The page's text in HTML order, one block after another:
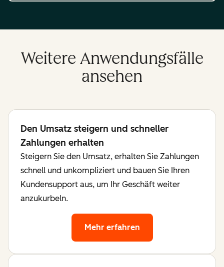
Weitere Anwendungsfälle
ansehen
Den Umsatz steigern und schneller
Zahlungen erhalten
Steigern Sie den Umsatz, erhalten Sie Zahlungen
schnell und unkompliziert und bauen Sie Ihren
Kundensupport aus, um Ihr Geschäft weiter
anzukurbeln.
Mehr erfahren